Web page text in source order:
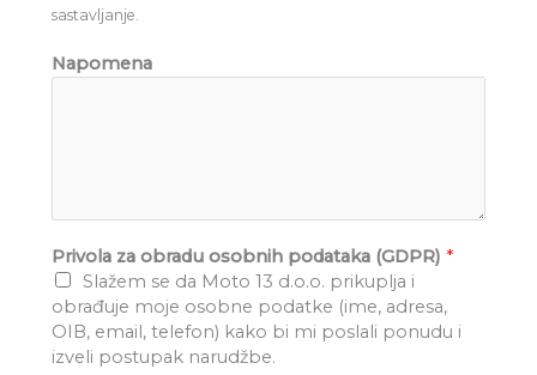
sastavljanje.
Napomena
Privola za obradu osobnih podataka (GDPR) *
Slažem se da Moto 13 d.o.o. prikuplja i
obrađuje moje osobne podatke (ime, adresa,
OIB, email, telefon) kako bi mi poslali ponudu i
izveli postupak narudžbe.